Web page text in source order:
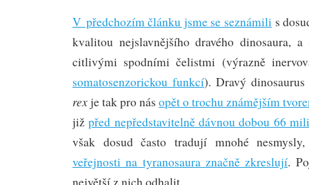
V předchozím článku jsme se seznámili s
kvalitou nejslavnějšího dravého dinosaura,
citlivými spodními čelistmi (výrazně
somatosenzorickou funkcí). Dravý
rexje tak pro násopět o trochu známějším
jižpřed nepředstavitelně dávnou dobou 66
však dosud často tradují mnohé
veřejnosti na tyranosaura značně zkreslují.
největší z nich odhalit.